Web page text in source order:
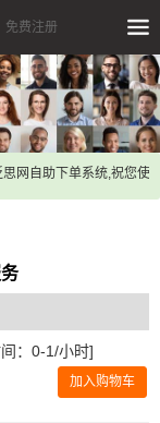
免费注册
网自助下单系统,祝您使用
：0-1/小时]
加入购物车